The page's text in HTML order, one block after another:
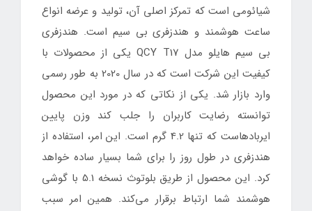
شیائومی است که تمرکز اصلی آن، تولید و عرضه انواع
ساعت هوشمند و هندزفری بی سیم است. هندزفری
بی سیم هایلو مدل QCY T17 یکی از محصولات با
کیفیت این شرکت است که در سال 2020 به طور رسمی
وارد بازار شد. یکی از نکاتی که در مورد این محصول
توانسته رضایت کاربران را جلب کند وزن پایین
ایربادهاست که تنها 4.2 گرم است. این امر، استفاده از
هندزفری در طول روز را برای شما بسیار ساده خواهد
کرد. این محصول از طریق بلوتوث نسخه 5.1 با گوشی
هوشمند شما ارتباط برقرار می‌کند. همین امر سبب